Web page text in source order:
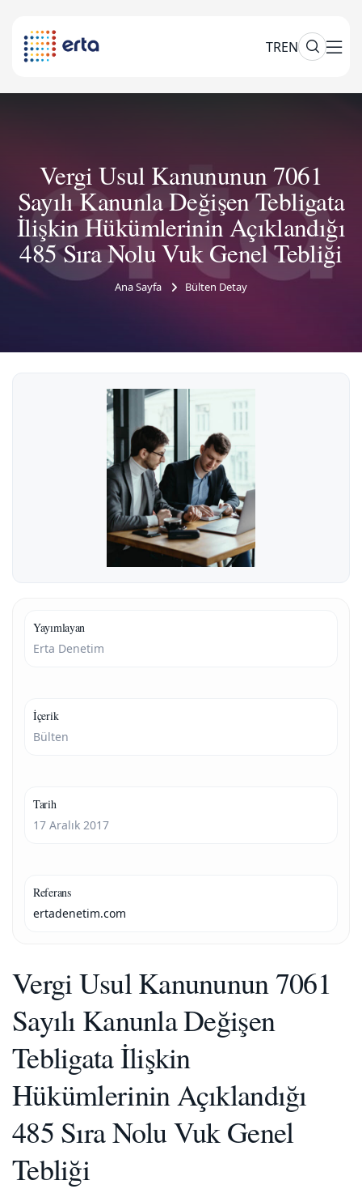
TREN
Vergi Usul Kanununun 7061
Sayılı Kanunla Değişen Tebligata
İlişkin Hükümlerinin Açıklandığı
485 Sıra Nolu Vuk Genel Tebliği
Ana Sayfa Bülten Detay
Yayımlayan
Erta Denetim
İçerik
Bülten
Tarih
17 Aralık 2017
Referans
ertadenetim.com
Vergi Usul Kanununun 7061
Sayılı Kanunla Değişen
Tebligata İlişkin
Hükümlerinin Açıklandığı
485 Sıra Nolu Vuk Genel
Tebliği